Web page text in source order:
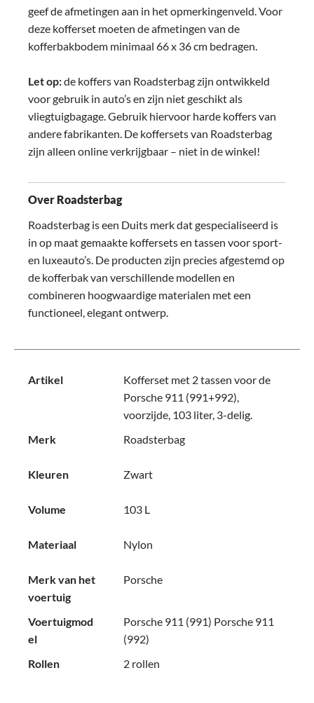
geef de afmetingen aan in het opmerkingenveld. Voor
deze kofferset moeten de afmetingen van de
kofferbakbodem minimaal 66 x 36 cm bedragen.
Let op:de koffers van Roadsterbag zijn ontwikkeld
voor gebruik in auto’s en zijn niet geschikt als
vliegtuigbagage. Gebruik hiervoor harde koffers van
andere fabrikanten. De koffersets van Roadsterbag
zijn alleen online verkrijgbaar – niet in de winkel!
Over Roadsterbag
Roadsterbag is een Duits merk dat gespecialiseerd is
in op maat gemaakte koffersets en tassen voor sport-
en luxeauto’s. De producten zijn precies afgestemd op
de kofferbak van verschillende modellen en
combineren hoogwaardige materialen met een
functioneel, elegant ontwerp.
Artikel
Kofferset met 2 tassen voor de
Porsche 911 (991+992),
voorzijde, 103 liter, 3-delig.
Merk
Roadsterbag
Kleuren Zwart
Volume 103 L
Materiaal Nylon
Merk van het
voertuig
Porsche
Voertuigmod
el
Porsche 911 (991) Porsche 911
(992)
Rollen
2 rollen